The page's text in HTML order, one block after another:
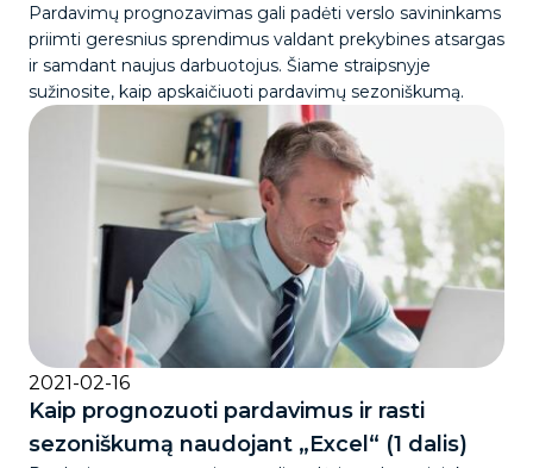
Pardavimų prognozavimas gali padėti verslo savininkams
priimti geresnius sprendimus valdant prekybines atsargas
ir samdant naujus darbuotojus. Šiame straipsnyje
sužinosite, kaip apskaičiuoti pardavimų sezoniškumą.
2021-02-16
Kaip prognozuoti pardavimus ir rasti
sezoniškumą naudojant „Excel“ (1 dalis)